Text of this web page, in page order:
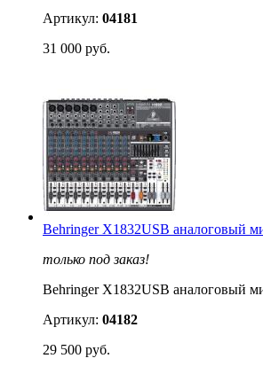
Артикул: 04181
31 000 руб.
Behringer X1832USB аналоговый
только под заказ!
Behringer X1832USB аналоговый
Артикул: 04182
29 500 руб.